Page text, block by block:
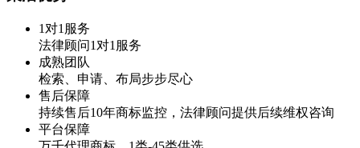
1对1服务
法律顾问1对1服务
成熟团队
检索、申请、布局步步尽心
售后保障
持续售后10年商标监控，法律顾问提供后续维权咨询
平台保障